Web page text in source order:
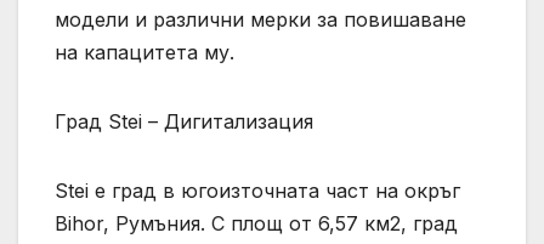
модели и различни мерки за повишаване
на капацитета му.
Град Stei – Дигитализация
Stei е град в югоизточната част на окръг
Bihor, Румъния. С площ от 6,57 км2, град